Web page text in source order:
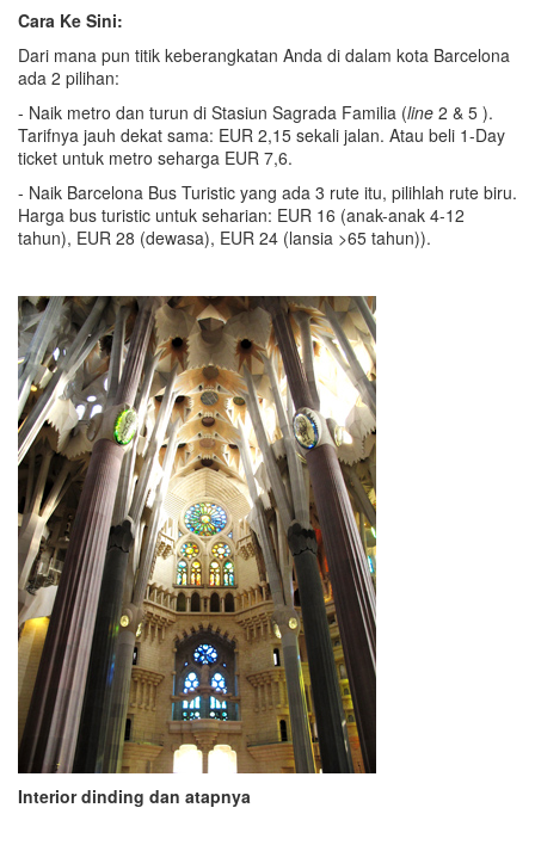
Cara Ke Sini:
Dari mana pun titik keberangkatan Anda di dalam kota Barcelona
ada 2 pilihan:
- Naik metro dan turun di Stasiun Sagrada Familia (line 2 & 5 ).
Tarifnya jauh dekat sama: EUR 2,15 sekali jalan. Atau beli 1-Day
ticket untuk metro seharga EUR 7,6.
- Naik Barcelona Bus Turistic yang ada 3 rute itu, pilihlah rute biru.
Harga bus turistic untuk seharian: EUR 16 (anak-anak 4-12
tahun), EUR 28 (dewasa), EUR 24 (lansia >65 tahun)).
Interior dinding dan atapnya